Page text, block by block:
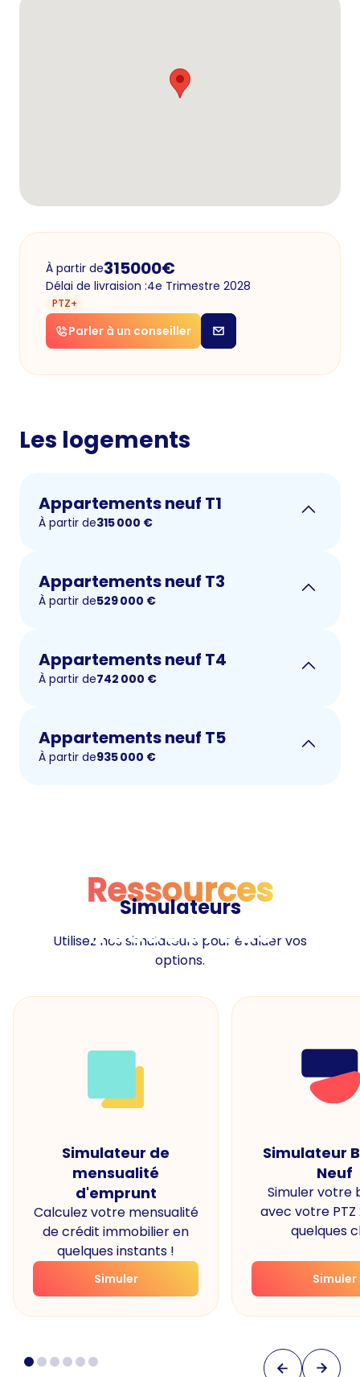
À partir de315000€
Délai de livraision :4e Trimestre 2028
PTZ+
Parler à un conseiller
Les logements
Appartements neuf T1
À partir de315 000 €
Appartements neuf T3
À partir de529 000 €
Appartements neuf T4
À partir de742 000 €
Appartements neuf T5
À partir de935 000 €
Ressources
Ressources
Simulateurs
Utilisez nos simulateurs pour évaluer vos
options.
Simulateur de
mensualité
d'emprunt
Calculez votre mensualité
de crédit immobilier en
quelques instants !
Simuler
Simulateur
Neuf
Simuler votre
avec votre PTZ
quelques
Simuler